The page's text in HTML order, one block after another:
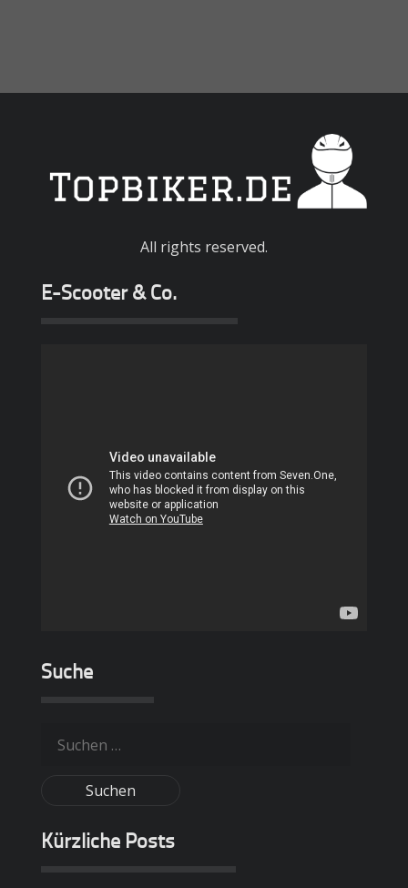
All rights reserved.
E-Scooter & Co.
Suche
nach:
Kürzliche Posts